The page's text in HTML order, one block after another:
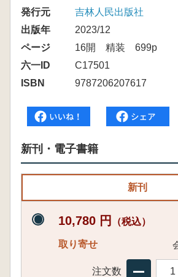
発行元
吉林人民出版社
出版年
2023/12
ページ
16開 精装 699p
六一ID
C17501
ISBN
9787206207617
新刊・電子書籍
新刊
10,780 円 （税込）
取り寄せ
注文数